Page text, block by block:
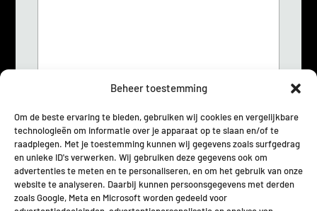
Beheer toestemming
Om de beste ervaring te bieden, gebruiken wij cookies en vergelijkbare
technologieën om informatie over je apparaat op te slaan en/of te
raadplegen. Met je toestemming kunnen wij gegevens zoals surfgedrag
en unieke ID's verwerken. Wij gebruiken deze gegevens ook om
advertenties te meten en te personaliseren, en om het gebruik van onze
website te analyseren. Daarbij kunnen persoonsgegevens met derden
zoals Google, Meta en Microsoft worden gedeeld voor
t
G
D
P
R
o
v
Ik stem ermee in dat deze site mijn
ingediende informatie opslaat zodat zij op
mijn vraag kunnen reageren.*
Verzenden